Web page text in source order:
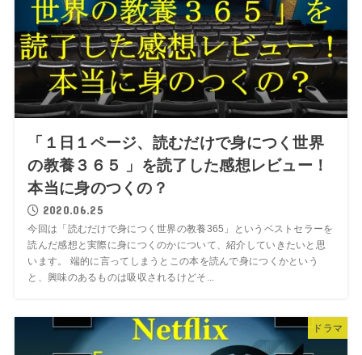
「１日１ページ、読むだけで身につく世界
の教養３６５ 」を読了した感想レビュー！
本当に身のつくの？
2020.06.25
今回は「読むだけで身につく世界の教養365」というベストセラーを
読んだ感想と実際に身につくのかについて、紹介していきたいと思
います。 端的に言ってしまうとこの本を読んで身につくかという
と、興味のあるものは吸収されるけどそ...
ドラマ